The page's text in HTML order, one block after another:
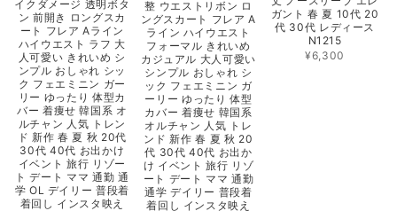
イクダメージ 透明ボタ
ン 前開き ロングスカ
ート フレア Aライン
ハイウエスト ラフ 大
人可愛い きれいめ シ
ンプル おしゃれ シッ
ク フェエミニン ガー
リー ゆったり 体型カ
バー 着痩せ 韓国系 オ
ルチャン 人気 トレン
ド 新作 春 夏 秋 20代
30代 40代 お出かけ
イベント 旅行 リゾー
ト デート ママ 通勤 通
学 OL デイリー 普段着
着回し インスタ映え
整 ウエストリボン ロ
ングスカート フレア A
ライン ハイウエスト
フォーマル きれいめ
カジュアル 大人可愛い
シンプル おしゃれ シ
ック フェエミニン ガ
ーリー ゆったり 体型
カバー 着痩せ 韓国系
オルチャン 人気 トレ
ンド 新作 春 夏 秋 20
代 30代 40代 お出か
け イベント 旅行 リゾ
ート デート ママ 通勤
通学 デイリー 普段着
着回し インスタ映え
ガント 春 夏 10代 20
代 30代 レディース
N1215
¥6,300